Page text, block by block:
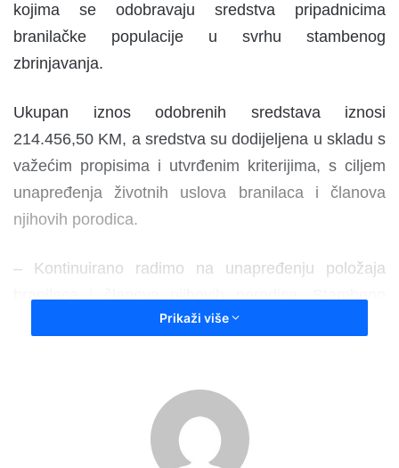
kojima se odobravaju sredstva pripadnicima
branilačke populacije u svrhu stambenog
zbrinjavanja.
Ukupan iznos odobrenih sredstava iznosi
214.456,50 KM, a sredstva su dodijeljena u skladu s
važećim propisima i utvrđenim kriterijima, s ciljem
unapređenja životnih uslova branilaca i članova
njihovih porodica.
– Kontinuirano radimo na unapređenju položaja
zbrinjavanje predstavlja osnovu dostojanstvenog
pružati podršku onima kojima je ona najpotrebnija –
kazao je ministar Adnan Sirovica.
Prikaži više